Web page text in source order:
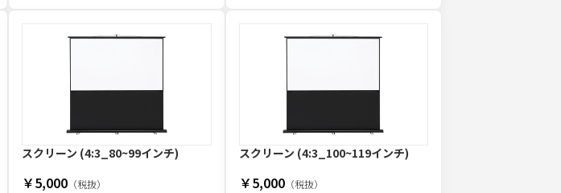
スクリーン (4:3_80~99インチ)
￥5,000 （税抜）
スクリーン (4:3_100~119インチ)
￥5,000（税抜）